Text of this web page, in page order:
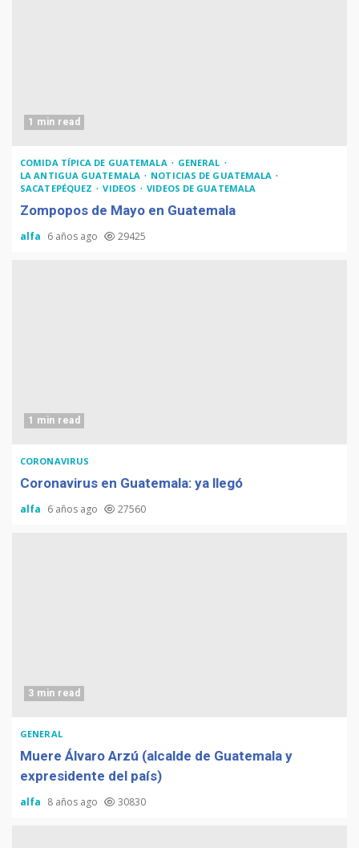
1 min read
COMIDA TÍPICA DE GUATEMALA
GENERAL
LA ANTIGUA GUATEMALA
NOTICIAS DE GUATEMALA
SACATEPÉQUEZ
VIDEOS VIDEOS DE GUATEMALA
Zompopos de Mayo en Guatemala
alfa 6 años ago 29425
1 min read
CORONAVIRUS
Coronavirus en Guatemala: ya llegó
alfa 6 años ago 27560
3 min read
GENERAL
Muere Álvaro Arzú (alcalde de Guatemala y
expresidente del país)
alfa 8 años ago 30830